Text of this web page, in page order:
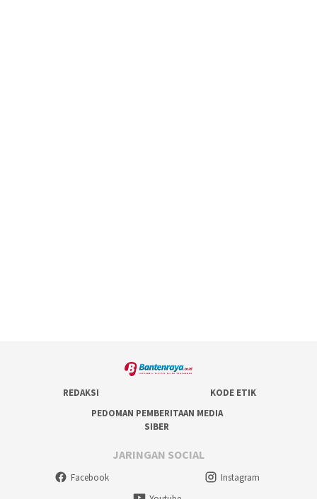
REDAKSI
KODE ETIK
PEDOMAN PEMBERITAAN MEDIA
SIBER
JARINGAN SOCIAL
Facebook
Instagram